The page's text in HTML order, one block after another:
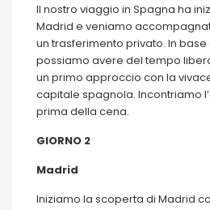
Il nostro viaggio in Spagna ha
Madrid e veniamo
un trasferimento privato. In base
possiamo avere del tempo
un primo approccio con la
capitale spagnola. Incontriamo
prima della cena.
GIORNO 2
Madrid
Iniziamo la scoperta di Madrid